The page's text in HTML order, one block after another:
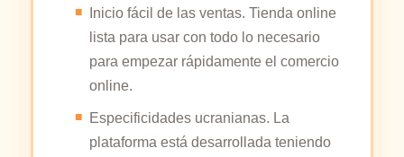
Inicio fácil de las ventas. Tienda online
lista para usar con todo lo necesario
para empezar rápidamente el comercio
online.
Especificidades ucranianas. La
plataforma está desarrollada teniendo